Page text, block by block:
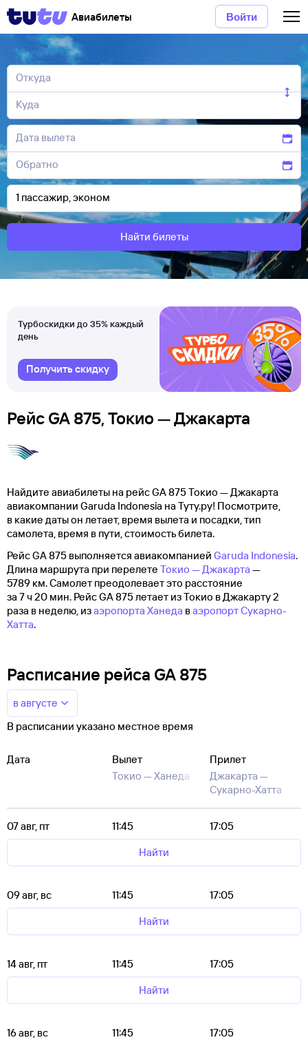
Авиабилеты Войти
Найти билеты
Турбоскидки до 35% каждый
день
Получить скидку
Рейс GA 875, Токио — Джакарта
Найдите авиабилеты на рейс GA 875 Токио — Джакарта
авиакомпании Garuda Indonesia на Туту.ру! Посмотрите,
в какие даты он летает, время вылета и посадки, тип
самолета, время в пути, стоимость билета.
Рейс GA 875 выполняется авиакомпанией Garuda Indonesia.
Длина маршрута при перелете Токио — Джакарта —
5789 км. Самолет преодолевает это расстояние
за 7 ч 20 мин. Рейс GA 875 летает из Токио в Джакарту 2
раза в неделю, изаэропорта Ханеда ваэропорт Сукарно-
Хатта.
Расписание рейса GA 875
в августе
В расписании указано местное время
Дата
Вылет
Токио — Ханеда
Прилет
Джакарта —
Сукарно-Хатта
07 авг, пт 11:45
17:05
Найти
09 авг, вс 11:45
17:05
Найти
14 авг, пт 11:45
17:05
Найти
16 авг, вс 11:45
17:05